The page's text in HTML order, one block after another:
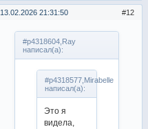
12
13.02.2026 21:31:50
#p4318604,Ray
написал(а):
#p4318577,Mirabelle
написал(а):
Это я
видела,